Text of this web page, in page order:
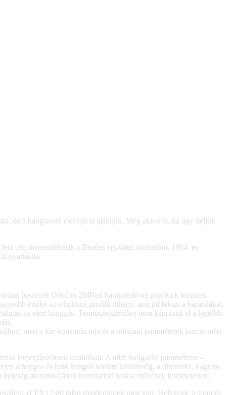
de a hangszedő cseréjét is ajánljuk. Még akkor is, ha úgy ítéljük
cég megemlékezik a Beatles együttes történelmi, 1964–es
gyártásba.
beszerelt Ortofon 2MRed hangszedővel pop/rock lemezek
értéke az elliptikus profilú tűhegy, ami jól fekszi a barázdákat,
az elért hangzás. Természetszerűleg nem kápráztat el a legtöbb
mert a kar konstrukciója és a műszaki paraméterek között mért
lemezjátszóinak kvalitásait. A több hallgatási paraméterre –
a hangos és halk hangok közötti különbség, a dinamika, nagyon
akusztikájának hozzáadott hatása művészi, felejthetetlen.
(LPX1238) talán mindenkinek meg van. Helyszíne a soproni